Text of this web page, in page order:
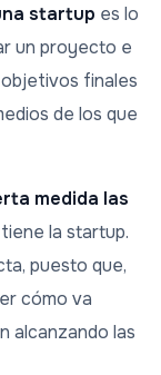
startup es lo
un proyecto e
finales
de los que
medida las
la startup.
puesto que,
cómo va
alcanzando las